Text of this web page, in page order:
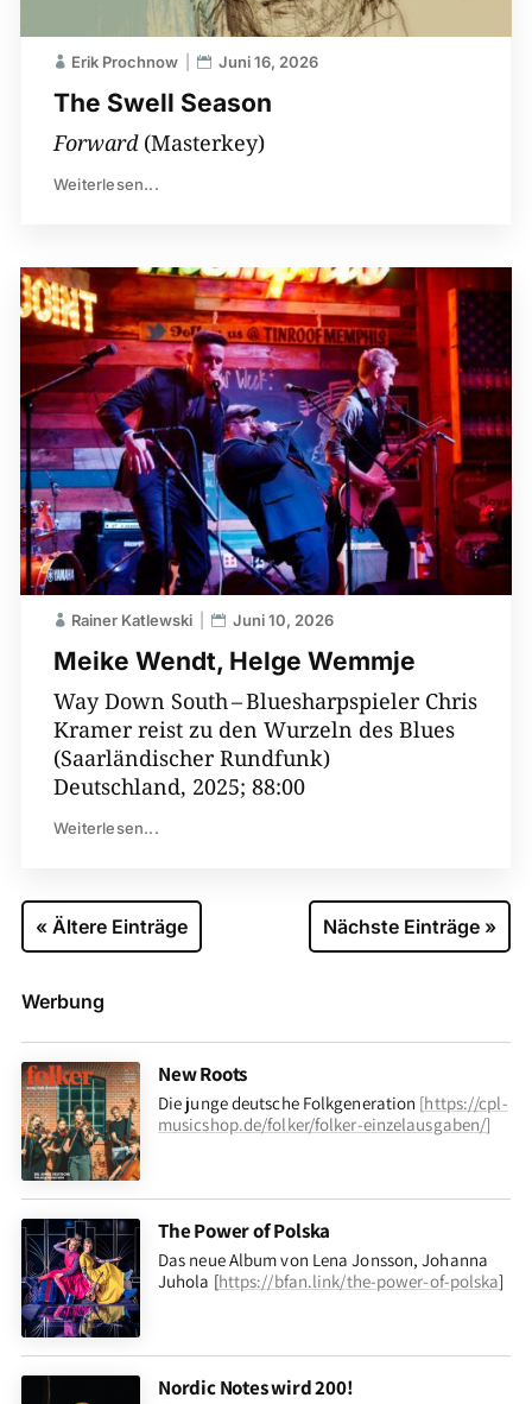
The Swell Season
Erik Prochnow Juni 16, 2026
Forward (Masterkey)
Weiterlesen...
Meike Wendt, Helge Wemmje
Rainer Katlewski Juni 10, 2026
Way Down South – ­­Bluesharpspieler Chris
Kramer reist zu den Wurzeln des Blues
(Saarländischer Rundfunk)
Deutschland, 2025; 88:00
Weiterlesen...
« Ältere Einträge Nächste Einträge »
Werbung
New Roots
Die junge deutsche Folkgeneration [https://cpl-
musicshop.de/folker/folker-einzelausgaben/]
The Power of Polska
Das neue Album von Lena Jonsson, Johanna
Juhola [https://bfan.link/the-power-of-polska]
Nordic Notes wird 200!